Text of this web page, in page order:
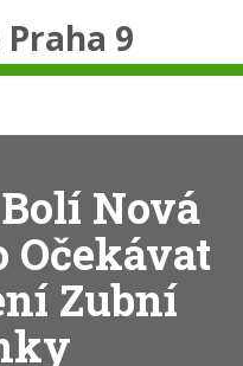
9
Nová
Očekávat
Zubní